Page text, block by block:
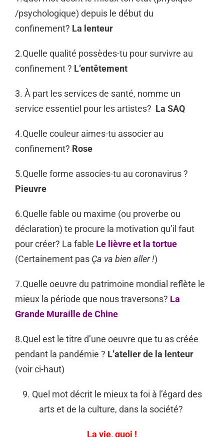
/psychologique) depuis le début du
confinement? La lenteur
2.Quelle qualité possèdes-tu pour survivre au
confinement ? L’entêtement
3. À part les services de santé, nomme un
service essentiel pour les artistes? La SAQ
4.Quelle couleur aimes-tu associer au
confinement? Rose
5.Quelle forme associes-tu au coronavirus ?
Pieuvre
6.Quelle fable ou maxime (ou proverbe ou
déclaration) te procure la motivation qu’il faut
pour créer? La fable Le lièvre et la tortue
(Certainement pas Ça va bien aller !)
7.Quelle oeuvre du patrimoine mondial reflète le
mieux la période que nous traversons? La
Grande Muraille de Chine
8.Quel est le titre d’une oeuvre que tu as créée
pendant la pandémie ? L’atelier de la lenteur
(voir ci-haut)
9. Quel mot décrit le mieux ta foi à l’égard des
arts et de la culture, dans la société?
La vie, quoi !